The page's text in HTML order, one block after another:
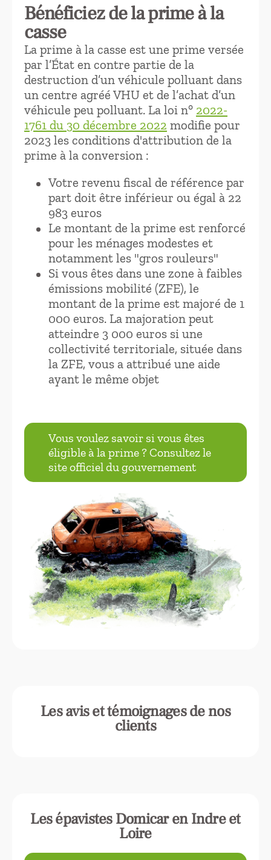
Bénéficiez de la prime à la
casse
La prime à la casse est une prime versée
par l’État en contre partie de la
destruction d’un véhicule polluant dans
un centre agréé VHU et de l’achat d’un
véhicule peu polluant. La loi n° 2022-
1761 du 30 décembre 2022 modifie pour
2023 les conditions d'attribution de la
prime à la conversion :
Votre revenu fiscal de référence par
part doit être inférieur ou égal à 22
983 euros
Le montant de la prime est renforcé
pour les ménages modestes et
notamment les "gros rouleurs"
Si vous êtes dans une zone à faibles
émissions mobilité (ZFE), le
montant de la prime est majoré de 1
000 euros. La majoration peut
atteindre 3 000 euros si une
collectivité territoriale, située dans
la ZFE, vous a attribué une aide
ayant le même objet
Vous voulez savoir si vous êtes
éligible à la prime ? Consultez le
site officiel du gouvernement
Les avis et témoignages de nos
clients
Les épavistes Domicar en Indre et
Loire